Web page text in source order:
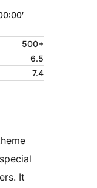
500+
6.5
7.4
It